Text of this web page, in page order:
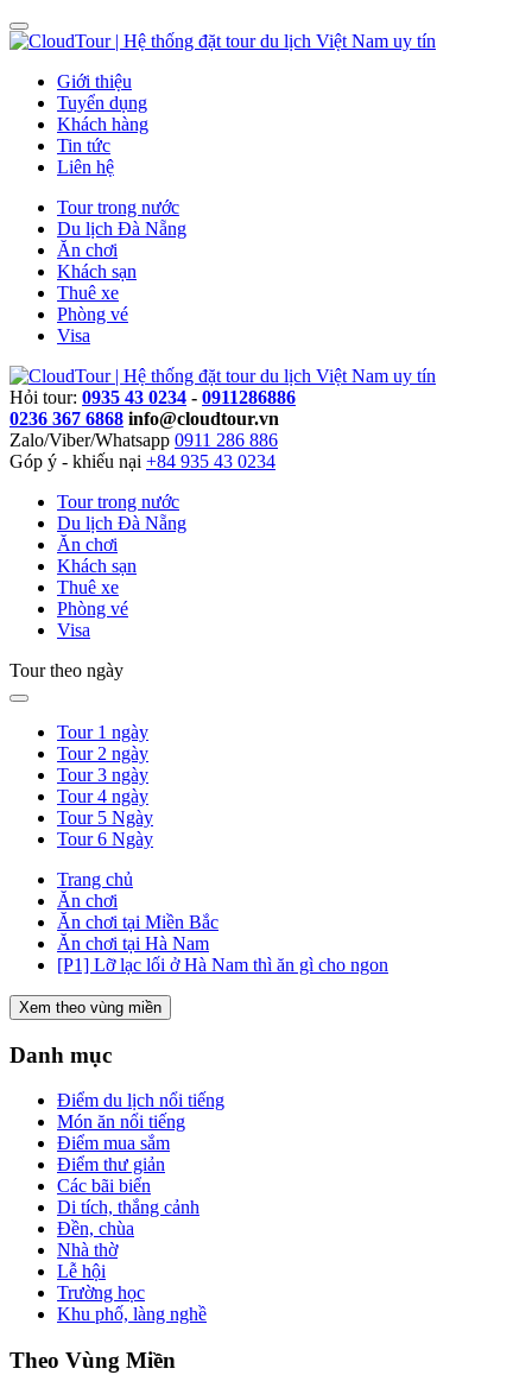
Giới thiệu
Tuyển dụng
Khách hàng
Tin tức
Liên hệ
Tour trong nước
Du lịch Đà Nẵng
Ăn chơi
Khách sạn
Thuê xe
Phòng vé
Visa
Hỏi tour: 0935 43 0234 - 0911286886
0236 367 6868 info@cloudtour.vn
Zalo/Viber/Whatsapp 0911 286 886
Góp ý - khiếu nại +84 935 43 0234
Tour trong nước
Du lịch Đà Nẵng
Ăn chơi
Khách sạn
Thuê xe
Phòng vé
Visa
Tour theo ngày
Tour 1 ngày
Tour 2 ngày
Tour 3 ngày
Tour 4 ngày
Tour 5 Ngày
Tour 6 Ngày
Trang chủ
Ăn chơi
Ăn chơi tại Miền Bắc
Ăn chơi tại Hà Nam
[P1] Lỡ lạc lối ở Hà Nam thì ăn gì cho ngon
Xem theo vùng miền
Danh mục
Điểm du lịch nổi tiếng
Món ăn nổi tiếng
Điểm mua sắm
Điểm thư giản
Các bãi biển
Di tích, thắng cảnh
Đền, chùa
Nhà thờ
Lễ hội
Trường học
Khu phố, làng nghề
Theo Vùng Miền